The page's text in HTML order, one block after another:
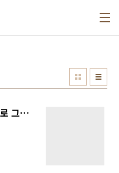
메모리DC를 이용한 더블버퍼링으로 그리기